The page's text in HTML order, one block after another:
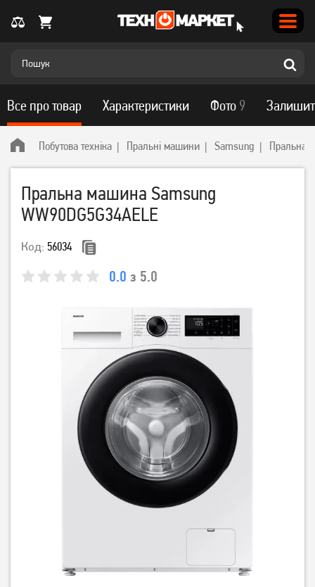
Побутова техніка Пральні машини Samsung Пральна
Пральна машина Samsung
WW90DG5G34AELE
Код: 56034
0.0 з 5.0
Все про товар Характеристики Фото 9